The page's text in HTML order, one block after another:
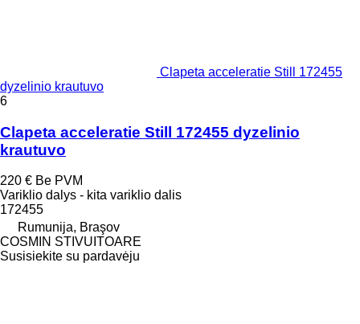
Clapeta acceleratie Still 172455
dyzelinio krautuvo
6
Clapeta acceleratie Still 172455 dyzelinio
krautuvo
220 € Be PVM
Variklio dalys - kita variklio dalis
172455
Rumunija, Braşov
COSMIN STIVUITOARE
Susisiekite su pardavėju